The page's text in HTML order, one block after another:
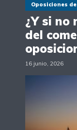
Oposiciones
¿Y si no
del
16 junio, 2026